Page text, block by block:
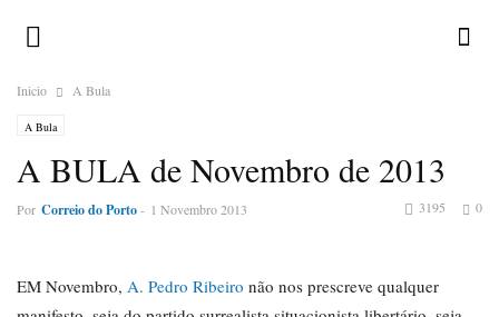
Inicio A Bula
A Bula
A BULA de Novembro de 2013
Por Correio do Porto- 1 Novembro 2013 0
3195
EM Novembro, A. Pedro Ribeiro não nos prescreve qualquer